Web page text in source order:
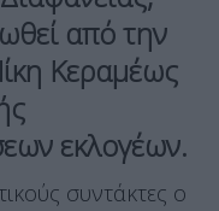
από την
Κεραμέως
εκλογέων.
συντάκτες ο